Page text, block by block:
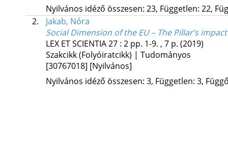
Nyilvános idéző összesen: 23, Független: 22,
2.
Jakab, Nóra
Social Dimension of the EU – The Pillar’s
LEX ET SCIENTIA27: 2 pp. 1-9. , 7 p. (2019)
Szakcikk (Folyóiratcikk) | Tudományos
[30767018] [Nyilvános]
Nyilvános idéző összesen: 3, Független: 3,